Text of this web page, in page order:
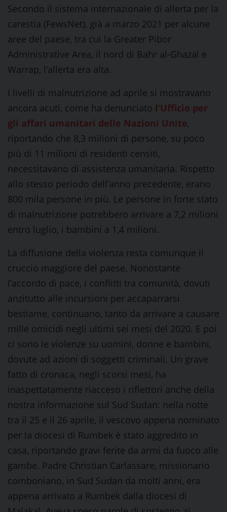
Secondo il sistema internazionale di allerta per la
carestia (FewsNet), già a marzo 2021 per alcune
aree del paese, tra cui la Greater Pibor
Administrative Area, il nord di Bahr al-Ghazal e
Warrap, l’allerta era alta.
I livelli di malnutrizione ad aprile si mostravano
ancora acuti, come ha denunciato l’Ufficio per
gli affari umanitari delle Nazioni Unite,
riportando che 8,3 milioni di persone, su poco
più di 11 milioni di residenti censiti,
necessitavano di assistenza umanitaria. Rispetto
allo stesso periodo dell’anno precedente, erano
800 mila persone in più. Le persone in forte stato
di malnutrizione potrebbero arrivare a 7,2 milioni
entro luglio, i bambini a 1,4 milioni.
La diffusione della violenza resta comunque il
cruccio maggiore del paese. Nonostante
l’accordo di pace, i conflitti tra comunità, dovuti
anzitutto alle incursioni per accaparrarsi
bestiame, continuano, tanto da arrivare a causare
mille omicidi negli ultimi sei mesi del 2020. E poi
ci sono le violenze su uomini, donne e bambini,
dovute ad azioni di soggetti criminali. Un grave
fatto di cronaca, negli scorsi mesi, ha
inaspettatamente riacceso i riflettori anche della
nostra informazione sul Sud Sudan: nella notte
tra il 25 e il 26 aprile, il vescovo appena nominato
per la diocesi di Rumbek è stato aggredito in
casa, riportando gravi ferite da armi da fuoco alle
gambe. Padre Christian Carlassare, missionario
comboniano, in Sud Sudan da molti anni, era
appena arrivato a Rumbek dalla diocesi di